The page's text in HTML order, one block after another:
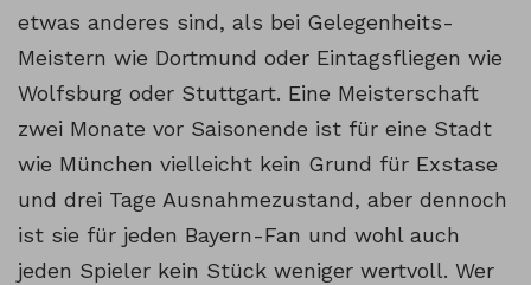
etwas anderes sind, als bei Gelegenheits-
Meistern wie Dortmund oder Eintagsfliegen wie
Wolfsburg oder Stuttgart. Eine Meisterschaft
zwei Monate vor Saisonende ist für eine Stadt
wie München vielleicht kein Grund für Exstase
und drei Tage Ausnahmezustand, aber dennoch
ist sie für jeden Bayern-Fan und wohl auch
jeden Spieler kein Stück weniger wertvoll. Wer